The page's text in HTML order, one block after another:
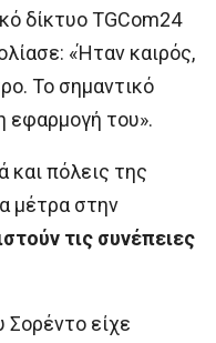
δίκτυο TGCom24
«Ήταν καιρός,
Το σημαντικό
εφαρμογή του».
και πόλεις της
μέτρα στην
τις συνέπειες
Σορέντο είχε